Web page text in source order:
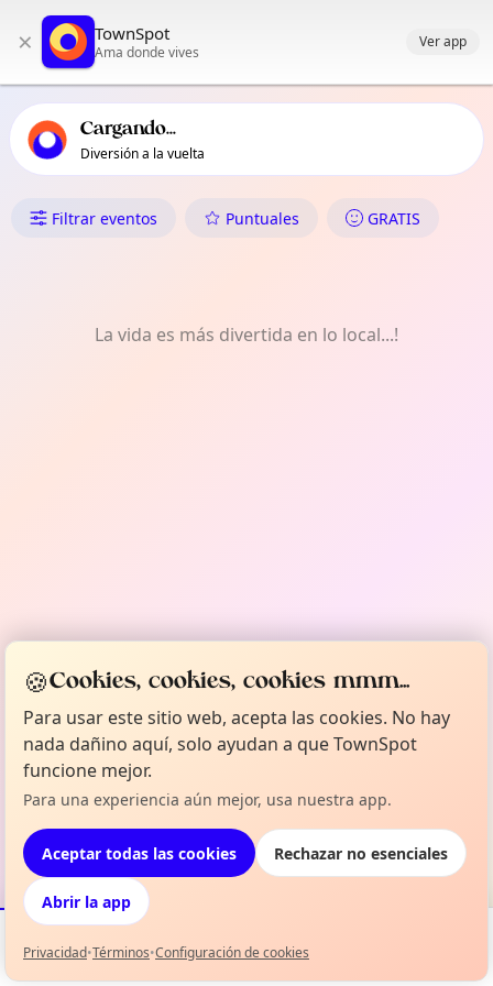
principal de TownSpot
de eventos locales de TownSpot
× TownSpot
Ama donde vives
Ver app
Cargando...
Diversión a la vuelta
Qué Hacer en Lobugan
Filtrar eventos Puntuales GRATIS
La vida es más divertida en lo local...!
Eventos Mapa Mi selección
🍪Cookies, cookies, cookies mmm...
Para usar este sitio web, acepta las cookies. No hay
nada dañino aquí, solo ayudan a que TownSpot
funcione mejor.
Para una experiencia aún mejor, usa nuestra app.
Aceptar todas las cookies Rechazar no esenciales
Abrir la app
Privacidad•Términos•Configuración de cookies